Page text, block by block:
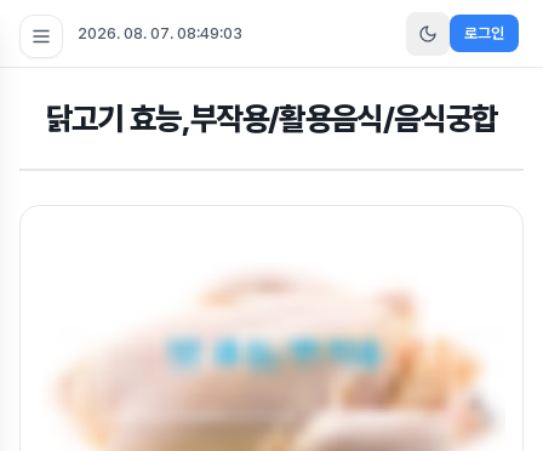
2026. 08. 07. 08:49:04 로그인
닭고기 효능,부작용/활용음식/음식궁합